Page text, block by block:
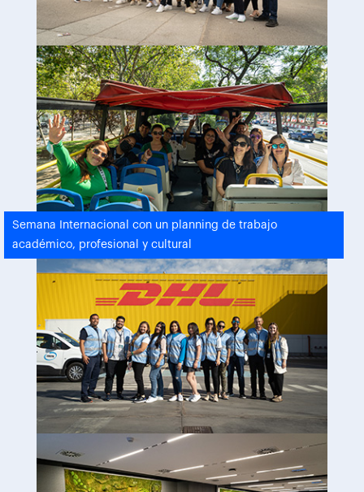
Semana Internacional con un planning de trabajo
académico, profesional y cultural